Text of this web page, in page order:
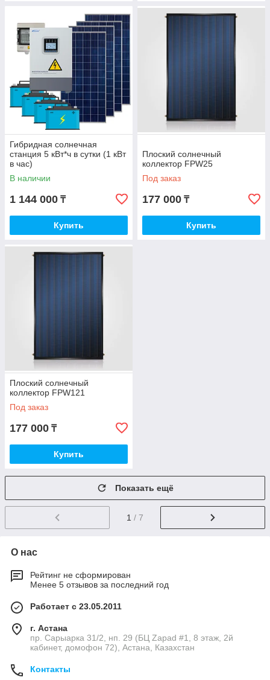
Гибридная солнечная
станция 5 кВт*ч в сутки (1 кВт
в час)
В наличии
1 144 000 ₸
Купить
Плоский солнечный
коллектор FPW25
Под заказ
177 000 ₸
Купить
Плоский солнечный
коллектор FPW121
Под заказ
177 000 ₸
Купить
Показать ещё
1 / 7
О нас
Рейтинг не сформирован
Менее 5 отзывов за последний год
Работает с 23.05.2011
г. Астана
пр. Сарыарка 31/2, нп. 29 (БЦ Zapad #1, 8 этаж, 2й
кабинет, домофон 72), Астана, Казахстан
Контакты